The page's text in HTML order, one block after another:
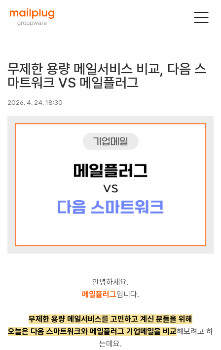
무제한 용량 메일서비스 비교, 다음 스
마트워크 VS 메일플러그
2026. 4. 24. 18:30
안녕하세요.
메일플러그입니다.
무제한 용량 메일서비스를 고민하고 계신 분들을 위해
오늘은 다음 스마트워크와 메일플러그 기업메일을 비교해보려고 하
는데요.